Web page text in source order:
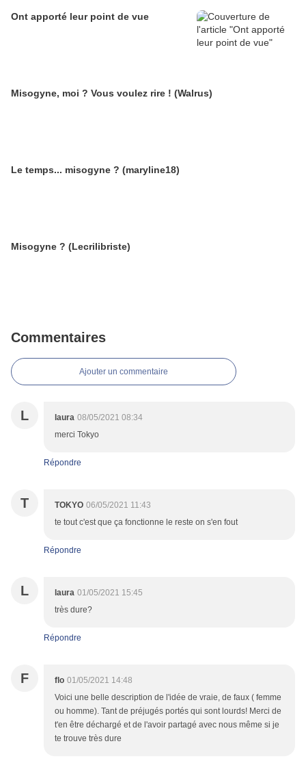
Ont apporté leur point de vue
Misogyne, moi ? Vous voulez rire ! (Walrus)
Le temps... misogyne ? (maryline18)
Misogyne ? (Lecrilibriste)
Commentaires
Ajouter un commentaire
L laura 08/05/2021 08:34
merci Tokyo
Répondre
T TOKYO 06/05/2021 11:43
te tout c'est que ça fonctionne le reste on s'en fout
Répondre
L laura 01/05/2021 15:45
très dure?
Répondre
F flo 01/05/2021 14:48
Voici une belle description de l'idée de vraie, de faux ( femme
ou homme). Tant de préjugés portés qui sont lourds! Merci de
t'en être déchargé et de l'avoir partagé avec nous même si je
te trouve très dure